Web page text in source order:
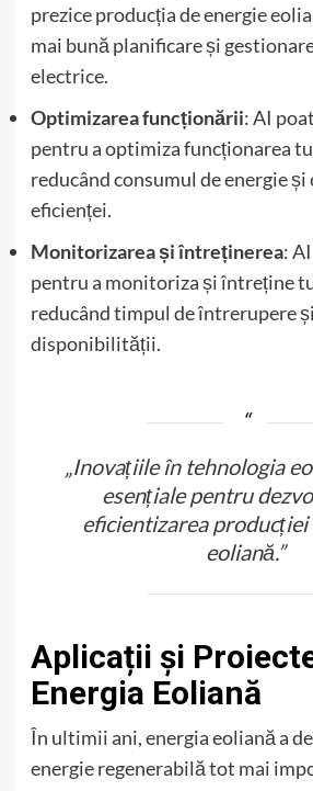
prezice producția de energie
mai bună planificare și
electrice.
Optimizarea funcționării: AI
pentru a optimiza funcționarea
reducând consumul de energie și
eficienței.
Monitorizarea și întreținerea:
pentru a monitoriza și întreține
reducând timpul de întrerupere
disponibilității.
„Inovațiile în tehnologia
esențiale pentru
eficientizarea producției
eoliană.”
Aplicații și
Energia Eoliană
În ultimii ani, energia eoliană a
energie regenerabilă tot mai